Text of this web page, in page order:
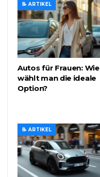
📝 ARTIKEL
Autos für Frauen: Wie
wählt man die ideale
Option?
📝 ARTIKEL